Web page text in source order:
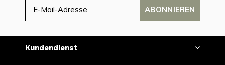
ABONNIEREN
Kundendienst